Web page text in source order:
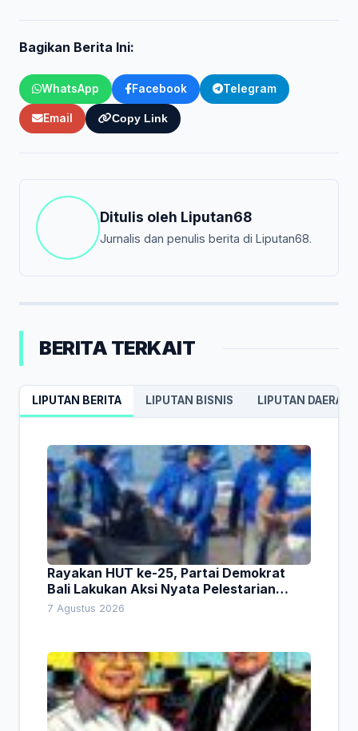
Bagikan Berita Ini:
WhatsApp Facebook Telegram
Email Copy Link
Ditulis oleh Liputan68
Jurnalis dan penulis berita di Liputan68.
BERITA TERKAIT
LIPUTAN BERITA LIPUTAN BISNIS LIPUTAN DAERAH
Rayakan HUT ke-25, Partai Demokrat
Bali Lakukan Aksi Nyata Pelestarian
Lingkungan
7 Agustus 2026